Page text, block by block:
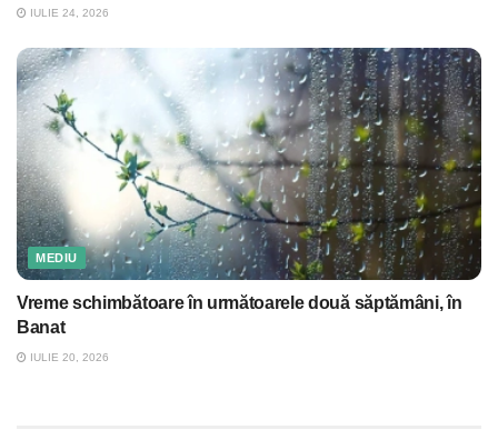
IULIE 24, 2026
MEDIU
Vreme schimbătoare în următoarele două săptămâni, în
Banat
IULIE 20, 2026